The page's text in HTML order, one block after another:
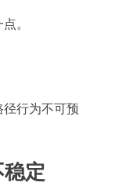
。
径行为不可预
定